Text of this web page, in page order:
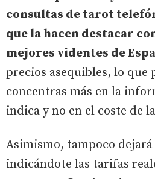
consultas de tarot
que la hacen destacar
mejores videntes de
precios asequibles, lo que
concentras más en la
indica y no en el coste de
Asimismo, tampoco
indicándote las tarifas